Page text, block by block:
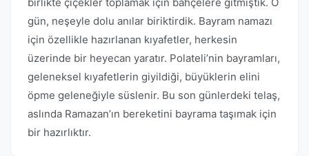
gün, neşeyle dolu anılar biriktirdik. Bayram namazı
için özellikle hazırlanan kıyafetler, herkesin
üzerinde bir heyecan yaratır. Polateli’nin bayramları,
geleneksel kıyafetlerin giyildiği, büyüklerin elini
öpme geleneğiyle süslenir. Bu son günlerdeki telaş,
aslında Ramazan’ın bereketini bayrama taşımak için
bir hazırlıktır.